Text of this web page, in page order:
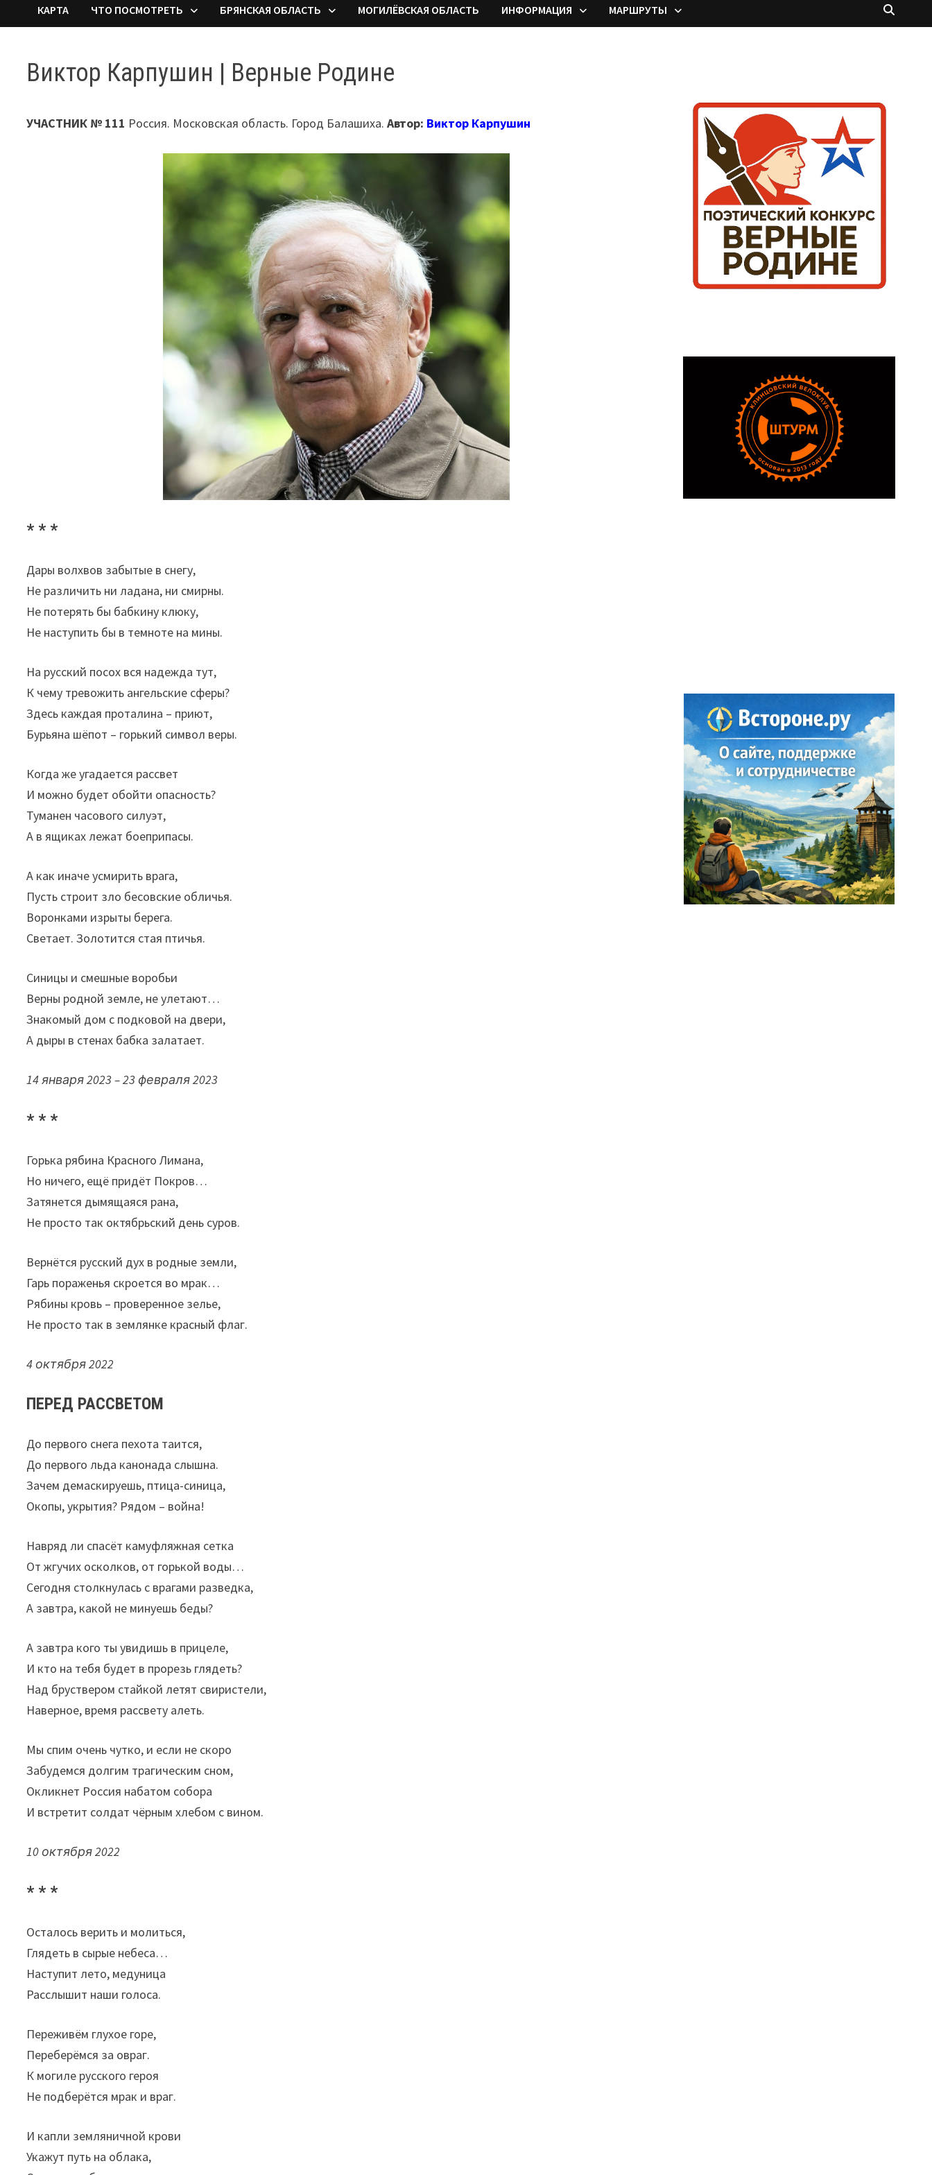
КАРТА ЧТО ПОСМОТРЕТЬ БРЯНСКАЯ ОБЛАСТЬ МОГИЛЁВСКАЯ ОБЛАСТЬ ИНФОРМАЦИЯ МАРШРУТЫ
Виктор Карпушин | Верные Родине
УЧАСТНИК № 111 Россия. Московская область. Город Балашиха.Автор: Виктор Карпушин
* * *
Дары волхвов забытые в снегу,
Не различить ни ладана, ни смирны.
Не потерять бы бабкину клюку,
Не наступить бы в темноте на мины.
На русский посох вся надежда тут,
К чему тревожить ангельские сферы?
Здесь каждая проталина – приют,
Бурьяна шёпот – горький символ веры.
Когда же угадается рассвет
И можно будет обойти опасность?
Туманен часового силуэт,
А в ящиках лежат боеприпасы.
А как иначе усмирить врага,
Пусть строит зло бесовские обличья.
Воронками изрыты берега.
Светает. Золотится стая птичья.
Синицы и смешные воробьи
Верны родной земле, не улетают…
Знакомый дом с подковой на двери,
А дыры в стенах бабка залатает.
14 января 2023 – 23 февраля 2023
* * *
Горька рябина Красного Лимана,
Но ничего, ещё придёт Покров…
Затянется дымящаяся рана,
Не просто так октябрьский день суров.
Вернётся русский дух в родные земли,
Гарь пораженья скроется во мрак…
Рябины кровь – проверенное зелье,
Не просто так в землянке красный флаг.
4 октября 2022
ПЕРЕД РАССВЕТОМ
До первого снега пехота таится,
До первого льда канонада слышна.
Зачем демаскируешь, птица-синица,
Окопы, укрытия? Рядом – война!
Навряд ли спасёт камуфляжная сетка
От жгучих осколков, от горькой воды…
Сегодня столкнулась с врагами разведка,
А завтра, какой не минуешь беды?
А завтра кого ты увидишь в прицеле,
И кто на тебя будет в прорезь глядеть?
Над бруствером стайкой летят свиристели,
Наверное, время рассвету алеть.
Мы спим очень чутко, и если не скоро
Забудемся долгим трагическим сном,
Окликнет Россия набатом собора
И встретит солдат чёрным хлебом с вином.
10 октября 2022
* * *
Осталось верить и молиться,
Глядеть в сырые небеса…
Наступит лето, медуница
Расслышит наши голоса.
Переживём глухое горе,
Переберёмся за овраг.
К могиле русского героя
Не подберётся мрак и враг.
И капли земляничной крови
Укажут путь на облака,